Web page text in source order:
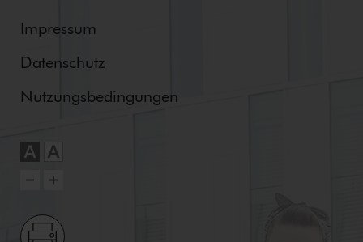
Impressum
Datenschutz
Nut­zungs­be­din­gun­gen